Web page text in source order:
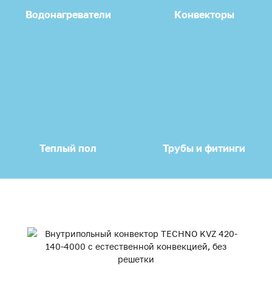
Водонагреватели Конвекторы
Теплый пол Трубы и фитинги